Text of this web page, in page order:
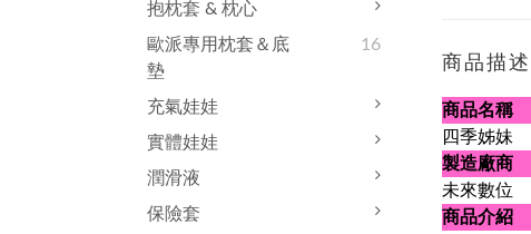
抱枕套 & 枕心
歐派專用枕套＆底
墊
16
充氣娃娃
實體娃娃
潤滑液
保險套
商品描述
商品名稱
四季姊妹
製造廠商
未來數位
商品介紹